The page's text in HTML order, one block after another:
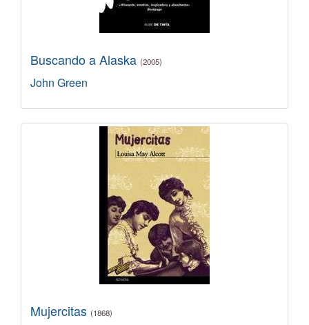
Buscando a Alaska (2005)
John Green
Mujercitas (1868)